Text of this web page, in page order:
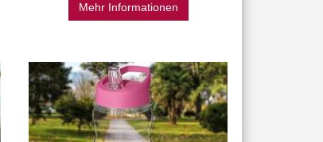
Mehr Informationen